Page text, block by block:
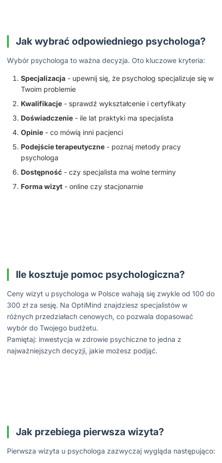
Jak wybrać odpowiedniego psychologa?
Wybór psychologa to ważna decyzja. Oto kluczowe kryteria:
Specjalizacja - upewnij się, że psycholog specjalizuje się w
Twoim problemie
Kwalifikacje - sprawdź wykształcenie i certyfikaty
Doświadczenie - ile lat praktyki ma specjalista
Opinie - co mówią inni pacjenci
Podejście terapeutyczne - poznaj metody pracy
psychologa
Dostępność - czy specjalista ma wolne terminy
Forma wizyt - online czy stacjonarnie
Ile kosztuje pomoc psychologiczna?
Ceny wizyt u psychologa w Polsce wahają się zwykle od 100 do
300 zł za sesję. Na OptiMind znajdziesz specjalistów w
różnych przedziałach cenowych, co pozwala dopasować
wybór do Twojego budżetu.
Pamiętaj: inwestycja w zdrowie psychiczne to jedna z
najważniejszych decyzji, jakie możesz podjąć.
Jak przebiega pierwsza wizyta?
Pierwsza wizyta u psychologa zazwyczaj wygląda następująco: